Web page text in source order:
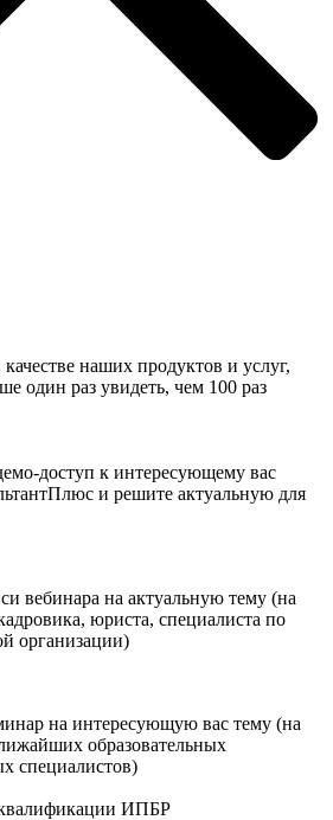
наших продуктов и услуг,
один раз увидеть, чем 100 раз
доступ к интересующему вас
и решите актуальную для
вебинара на актуальную тему (на
юриста, специалиста по
организации)
на интересующую вас тему (на
образовательных
специалистов)
ИПБР